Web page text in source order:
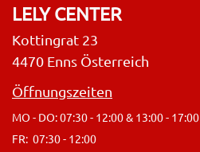
LELY CENTER
Kottingrat 23
4470 Enns Österreich
Öffnungszeiten
MO - DO: 07:30 - 12:00 & 13:00 - 17:00
FR: 07:30 - 12:00